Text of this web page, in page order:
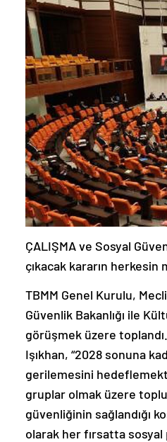
ÇALIŞMA ve Sosyal
çıkacak kararın herkesin
TBMM Genel Kurulu,
Güvenlik Bakanlığı ile
görüşmek üzere
Işıkhan, “2028 sonuna
gerilemesini
gruplar olmak üzere
güvenliğinin sağlandığı
olarak her fırsatta sosyal